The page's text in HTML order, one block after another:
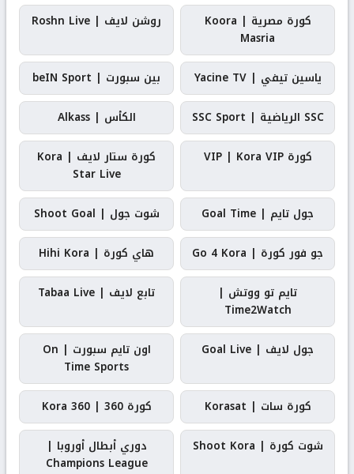
كورة مصرية | Koora
Masria
روشن لايف | Roshn Live
ياسين تيفي | Yacine TV
بين سبورت | beIN Sport
SSC الرياضية | SSC Sport
الكأس | Alkass
كورة VIP | Kora VIP
كورة ستار لايف | Kora
Star Live
جول تايم | Goal Time
شوت جول | Shoot Goal
جو فور كورة | Go 4 Kora
هاي كورة | Hihi Kora
تايم تو ووتش |
Time2Watch
تابع لايف | Tabaa Live
جول لايف | Goal Live
اون تايم سبورت | On
Time Sports
كورة سات | Korasat
كورة 360 | Kora 360
شوت كورة | Shoot Kora
دوري أبطال أوروبا |
Champions League